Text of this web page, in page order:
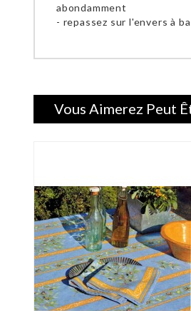
abondamment
- repassez sur l'envers à
Vous Aimerez Peut